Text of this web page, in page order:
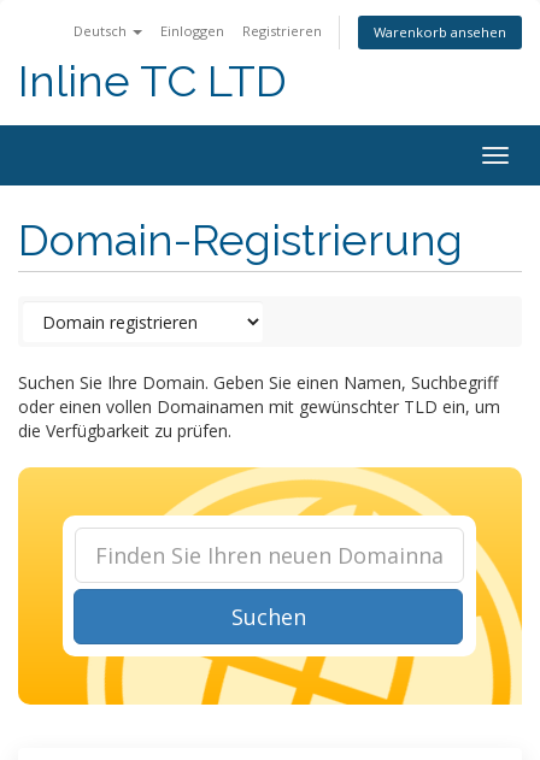
Deutsch Einloggen Registrieren Warenkorb ansehen
Inline TC LTD
Domain-Registrierung
Suchen Sie Ihre Domain. Geben Sie einen Namen, Suchbegriff
oder einen vollen Domainamen mit gewünschter TLD ein, um
die Verfügbarkeit zu prüfen.
Suchen